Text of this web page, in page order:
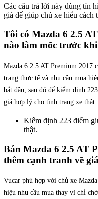
Các câu trả lời này dùng tín
giá để giúp chủ xe hiểu cách
Tôi có Mazda 6 2.5
nào làm mốc trước
Mazda 6 2.5 AT Premium 2017
trạng thực tế và nhu cầu mua
bắt đầu, sau đó để kiểm định
giá hợp lý cho tình trạng xe thật.
Kiểm định 223 điểm
thật.
Bán Mazda 6 2.5 AT
thêm cạnh tranh về
Vucar phù hợp với chủ xe
hiệu nhu cầu mua thay vì chỉ